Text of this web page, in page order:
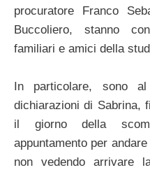
procuratore Franco
Buccoliero, stanno
familiari e amici della
In particolare, sono
dichiarazioni di Sabrina,
il giorno della
appuntamento per
non vedendo arrivare